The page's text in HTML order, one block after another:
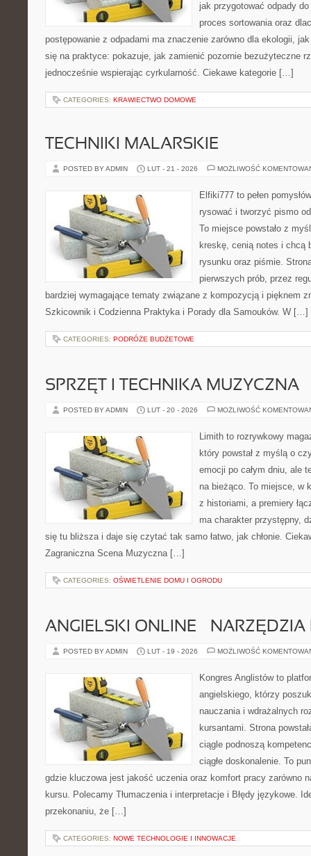
jak przygotować odpady
proces sortowania oraz
postępowanie z odpadami ma znaczenie zarówno dla ekologii,
się na praktyce: pokazuje, jak zamienić pozornie bezużyteczne
jednocześnie wspierając cyrkularność. Ciekawe kategorie […]
CATEGORIES: KRAWIECTWO DOMOWE
TECHNIKI MALARSKIE
POSTED BY ADMIN LUT - 21 - 2026 MOŻLIWOŚĆ
Elfiki777 to pełen
rysować i tworzyć pismo
To miejsce powstało z
kreskę, cenią notes i chcą
rysunku oraz piśmie.
pierwszych prób, przez
bardziej wymagające tematy związane z kompozycją i pięknem
Szkicownik i Codzienna Praktyka i Porady dla Samouków. W […]
CATEGORIES: PODRÓŻE BUDŻETOWE
SPRZĘT I TECHNIKA MUZYCZNA
POSTED BY ADMIN LUT - 20 - 2026 MOŻLIWOŚĆ
Limith to rozrywkowy
który powstał z myślą o
emocji po całym dniu, ale
na bieżąco. To miejsce, w
z historiami, a premiery
ma charakter przystępny,
się tu bliższa i daje się czytać tak samo łatwo, jak chłonie.
Zagraniczna Scena Muzyczna […]
CATEGORIES: OŚWIETLENIE DOMU I OGRODU
ANGIELSKI ONLINE – NARZĘDZIA
POSTED BY ADMIN LUT - 19 - 2026 MOŻLIWOŚĆ
Kongres Anglistów to
angielskiego, którzy
nauczania i wdrażalnych
kursantami. Strona
ciągle podnoszą
ciągłe doskonalenie. To
gdzie kluczowa jest jakość uczenia oraz komfort pracy zarówno
kursu. Polecamy Tłumaczenia i interpretacje i Błędy językowe.
przekonaniu, że […]
CATEGORIES: NOWE TECHNOLOGIE I INNOWACJE